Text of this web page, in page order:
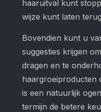
haaruitval kunt
wijze kunt laten
Bovendien kunt u
suggesties krijgen
dragen en te
haargroeiproducten
is een natuurlijk
termijn de betere